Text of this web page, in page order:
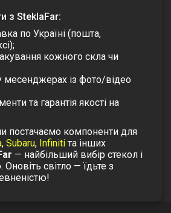
з SteklaFar:
по Україні (пошта,
кожного скла чи
месенджерах із фото/відео
та гарантія якості на
постачаємо компоненти для
, Subaru, Infiniti та інших
— найбільший вибір стекол і
світло — їдьте з